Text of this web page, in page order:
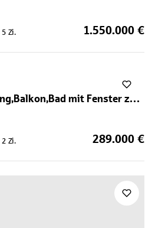
5 Zi. 1.550.000 €
mit Fenster zu
2 Zi. 289.000 €